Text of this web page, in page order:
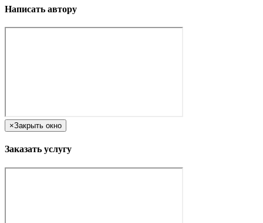
Написать автору
×Закрыть окно
Заказать услугу